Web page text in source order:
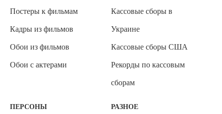
Постеры к фильмам
Кадры из фильмов
Обои из фильмов
Обои с актерами
Кассовые сборы в
Украине
Кассовые сборы США
Рекорды по кассовым
сборам
ПЕРСОНЫ РАЗНОЕ